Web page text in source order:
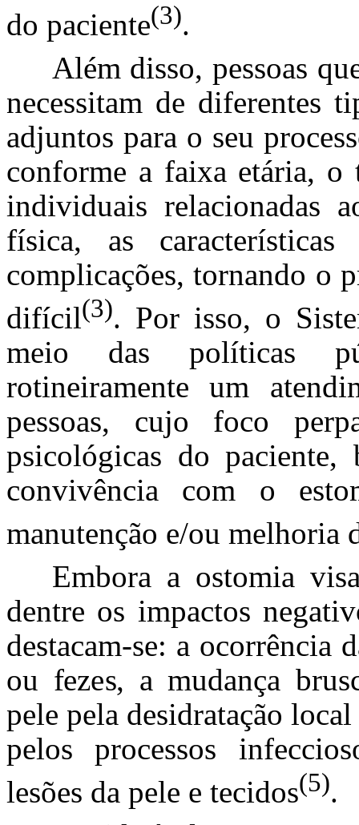
do paciente(3).
Além disso, pessoas
necessitam de diferentes
adjuntos para o seu
conforme a faixa etária, o
individuais relacionadas
física, as
complicações, tornando o
difícil(3). Por isso, o
meio das políticas
rotineiramente um
pessoas, cujo foco
psicológicas do
convivência com o
manutenção e/ou melhoria
Embora a ostomia
dentre os impactos
destacam-se: a ocorrência
ou fezes, a mudança
pele pela desidratação
pelos processos
lesões da pele e tecidos(5).